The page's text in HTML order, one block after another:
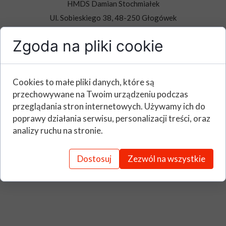
HMDS Damian Stochmiałek
Ul. Sobieskiego 38, 48-250 Głogówek
hmds.info@gmail.com
Działalność zarejestrowana pod numerem ewidencyjnym 2035 przez
Burmistrza Głogówka dnia 26.10.2010 roku.
Zgoda na pliki cookie
Cookies to małe pliki danych, które są
przechowywane na Twoim urządzeniu podczas
przeglądania stron internetowych. Używamy ich do
poprawy działania serwisu, personalizacji treści, oraz
analizy ruchu na stronie.
Dostosuj Zezwól na wszystkie